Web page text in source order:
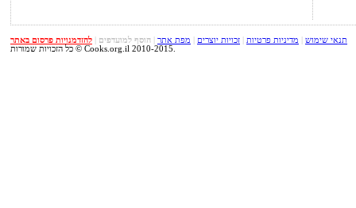
תנאי שימוש מדיניות פרטיות זכויות יוצרים מפת אתר הוסף למועדפים
להזדמנויות פרסום באתר
כל הזכויות שמורות © Cooks.org.il 2010-2015.